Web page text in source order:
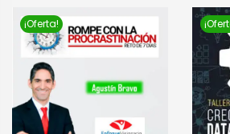
¡Oferta!